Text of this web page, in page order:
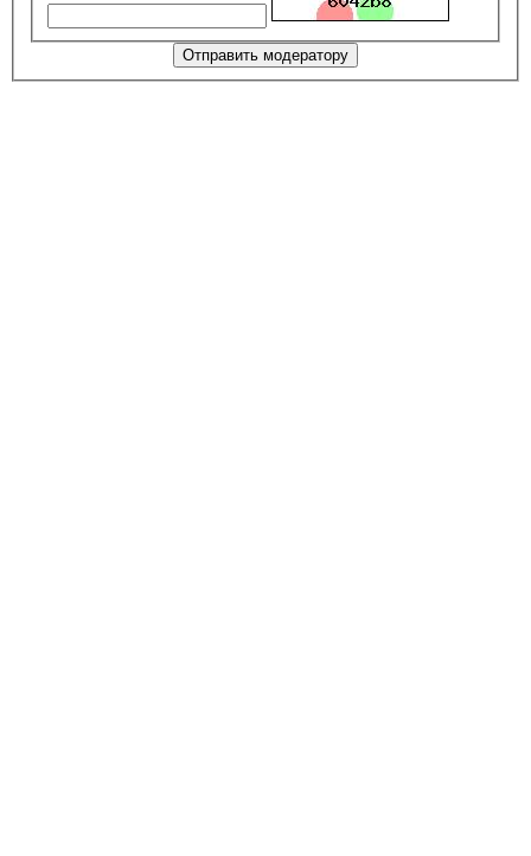
Отправить модератору